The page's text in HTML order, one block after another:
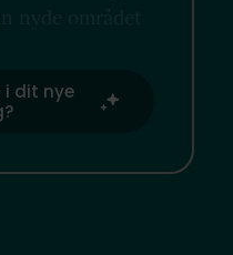
nyde området
dit nye